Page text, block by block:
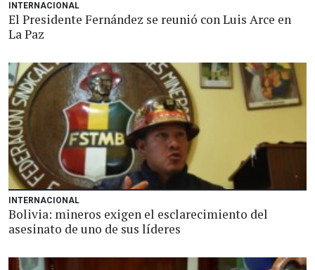
INTERNACIONAL
El Presidente Fernández se reunió con Luis Arce en
La Paz
INTERNACIONAL
Bolivia: mineros exigen el esclarecimiento del
asesinato de uno de sus líderes